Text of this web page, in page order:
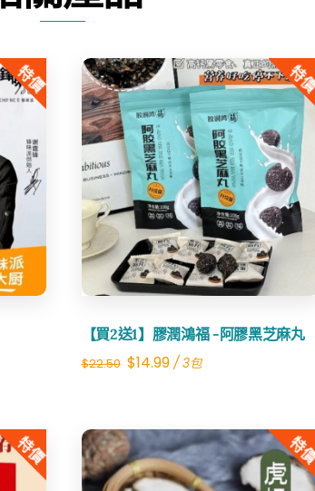
可
可
粉
數
量
特價 特
【買2送1】膠潤鴻福 -阿膠黑芝麻丸
$22.50 Original
$22.50.
$14.99Current
$14.99.
/ 3包
Share
特價 特